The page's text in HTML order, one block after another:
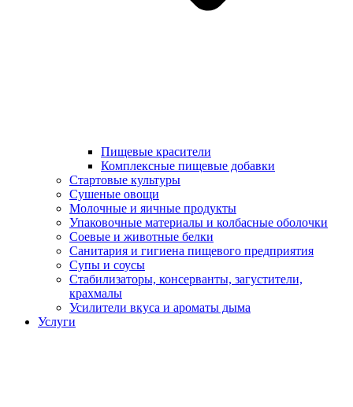
Пищевые красители
Комплексные пищевые добавки
Стартовые культуры
Сушеные овощи
Молочные и яичные продукты
Упаковочные материалы и колбасные оболочки
Соевые и животные белки
Санитария и гигиена пищевого предприятия
Супы и соусы
Стабилизаторы, консерванты, загустители,
крахмалы
Усилители вкуса и ароматы дыма
Услуги